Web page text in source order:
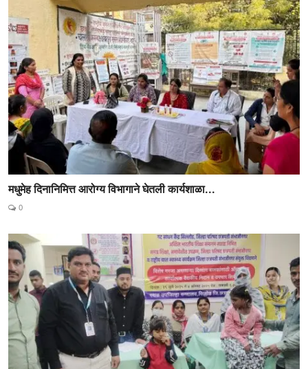
मधुमेह दिनानिमित्त आरोग्य विभागाने घेतली कार्यशाळा...
0